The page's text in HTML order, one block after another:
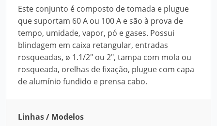
Este conjunto é composto de tomada e plugue
que suportam 60 A ou 100 A e são à prova de
tempo, umidade, vapor, pó e gases. Possui
blindagem em caixa retangular, entradas
rosqueadas, ø 1.1/2" ou 2", tampa com mola ou
rosqueada, orelhas de fixação, plugue com capa
de alumínio fundido e prensa cabo.
Linhas / Modelos